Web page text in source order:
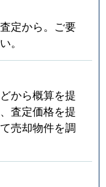
定から。ご要
。
から概算を提
査定価格を提
売却物件を調